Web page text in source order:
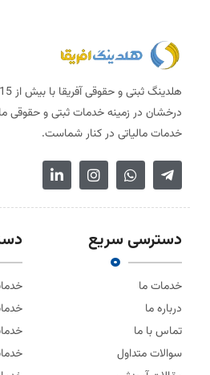
درخشان در زمینه خدمات ثبتی و حقوقی
خدمات مالیاتی در کنار شماست.
دسترسی سریع
خدمات ما
درباره ما
تماس با ما
سوالات متداول